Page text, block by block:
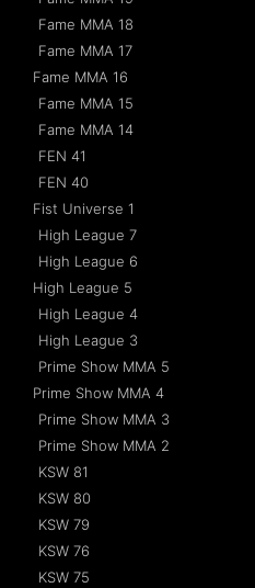
Fame MMA 18
Fame MMA 17
Fame MMA 16
Fame MMA 15
Fame MMA 14
FEN 41
FEN 40
Fist Universe 1
High League 7
High League 6
High League 5
High League 4
High League 3
Prime Show MMA 5
Prime Show MMA 4
Prime Show MMA 3
Prime Show MMA 2
KSW 81
KSW 80
KSW 79
KSW 76
KSW 75